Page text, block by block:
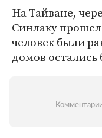
На Тайване,
Синлаку
человек были
домов остались